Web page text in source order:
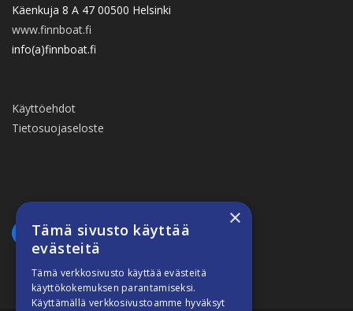
Käenkuja 8 A 47 00500 Helsinki
www.finnboat.fi
info(a)finnboat.fi
Käyttöehdot
Tietosuojaseloste
×
Tämä sivusto käyttää
evästeitä
Tämä verkkosivusto käyttää evästeitä
käyttökokemuksen parantamiseksi.
Käyttämällä verkkosivustoamme hyväksyt